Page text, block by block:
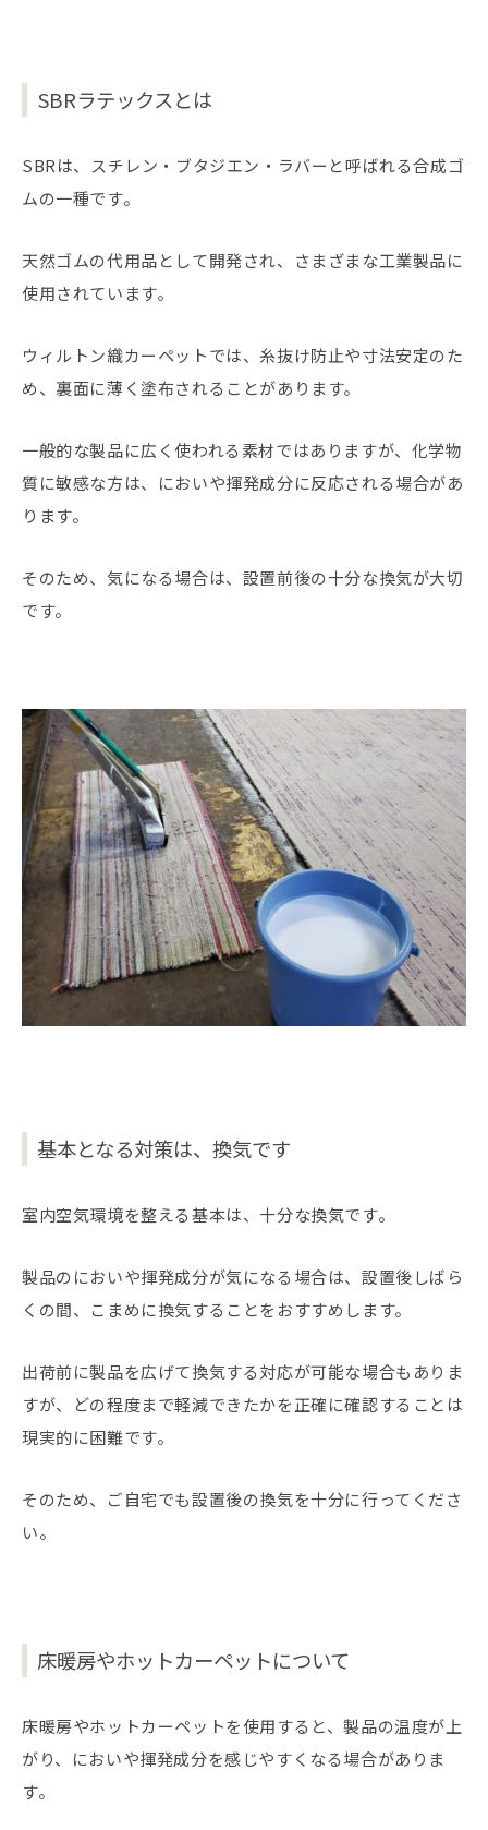
SBRラテックスとは
SBRは、スチレン・ブタジエン・ラバーと呼ばれる合成ゴ
ムの一種です。
天然ゴムの代用品として開発され、さまざまな工業製品に
使用されています。
ウィルトン織カーペットでは、糸抜け防止や寸法安定のた
め、裏面に薄く塗布されることがあります。
一般的な製品に広く使われる素材ではありますが、化学物
質に敏感な方は、においや揮発成分に反応される場合があ
ります。
そのため、気になる場合は、設置前後の十分な換気が大切
です。
基本となる対策は、換気です
室内空気環境を整える基本は、十分な換気です。
製品のにおいや揮発成分が気になる場合は、設置後しばら
くの間、こまめに換気することをおすすめします。
出荷前に製品を広げて換気する対応が可能な場合もありま
すが、どの程度まで軽減できたかを正確に確認することは
現実的に困難です。
そのため、ご自宅でも設置後の換気を十分に行ってくださ
い。
床暖房やホットカーペットについて
床暖房やホットカーペットを使用すると、製品の温度が上
がり、においや揮発成分を感じやすくなる場合がありま
す。